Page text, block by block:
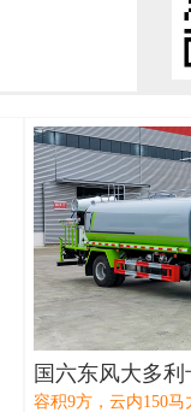
国六东风大多
容积9方，云内150马